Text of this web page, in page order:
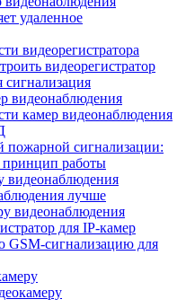
удаленное
видеорегистратора
видеорегистратор
сигнализация
видеонаблюдения
камер видеонаблюдения
пожарной сигнализации:
принцип работы
видеонаблюдения
лучше
видеонаблюдения
для IP-камер
GSM-сигнализацию для